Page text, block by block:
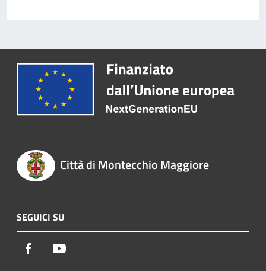
Città di Montecchio Maggiore
SEGUICI SU
Facebook